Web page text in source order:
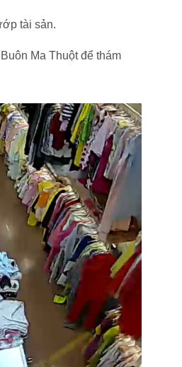
tài sản.
Ma Thuột để thám